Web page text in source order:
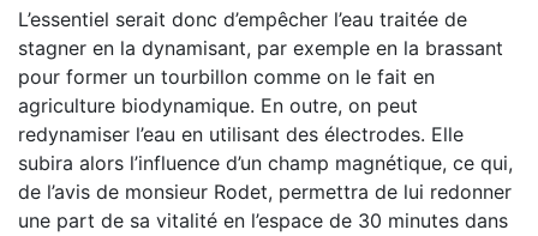
L’essentiel serait donc d’empêcher l’eau traitée de
stagner en la dynamisant, par exemple en la brassant
pour former un tourbillon comme on le fait en
agriculture biodynamique. En outre, on peut
redynamiser l’eau en utilisant des électrodes. Elle
subira alors l’influence d’un champ magnétique, ce qui,
de l’avis de monsieur Rodet, permettra de lui redonner
une part de sa vitalité en l’espace de 30 minutes dans